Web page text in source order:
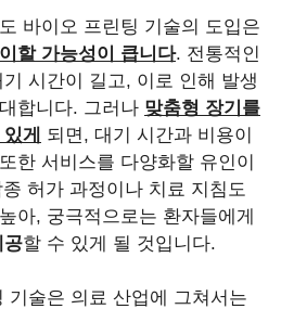
바이오 프린팅 기술의 도입은
할 가능성이 큽니다. 전통적인
시간이 길고, 이로 인해 발생
합니다. 그러나 맞춤형 장기를
게
되면, 대기 시간과 비용이
한 서비스를 다양화할 유인이
허가 과정이나 치료 지침도
아, 궁극적으로는 환자들에게
공할 수 있게 될 것입니다.
기술은 의료 산업에 그쳐서는